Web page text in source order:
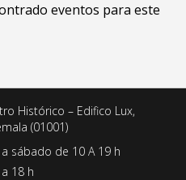
eventos para este
Histórico – Edifico Lux,
(01001)
a sábado de 10 A 19 h
18 h